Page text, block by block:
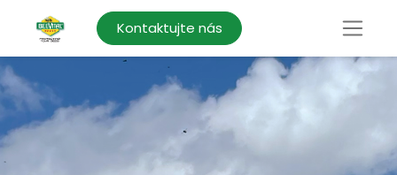
Kontaktujte nás